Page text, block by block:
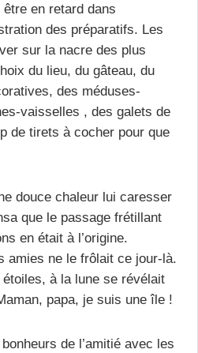
être en retard dans
des préparatifs. Les
sur la nacre des plus
du lieu, du gâteau, du
des méduses-
vaisselles , des galets de
de tirets à cocher pour que
douce chaleur lui caresser
que le passage frétillant
en était à l’origine.
amies ne le frôlait ce jour-là.
à la lune se révélait
papa, je suis une île !
de l’amitié avec les